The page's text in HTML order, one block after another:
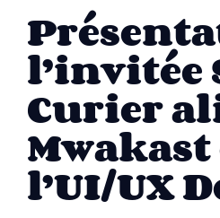
l’invitée
Curier
Mwakast‬
l’UI/UX